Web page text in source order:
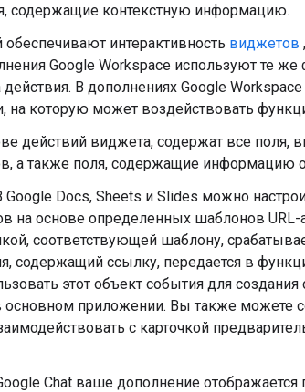
содержащие контекстную информацию.
интерактивность виджетов
Google Workspace используют те же
В дополнениях Google Workspace
которую может воздействовать
действий виджета, содержат все поля,
а также поля, содержащие информацию
Google Docs, Sheets и Slides можно
на основе определенных шаблонов
соответствующей шаблону,
содержащий ссылку, передается в
этот объект события для создания
приложении. Вы также можете
с карточкой
Chat ваше дополнение отображается